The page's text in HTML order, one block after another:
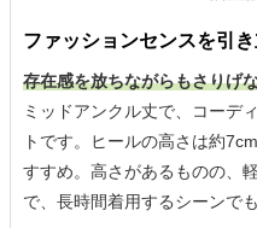
ファッションセンスを引
存在感を放ちながらもさりげ
ミッドアンクル丈で、コーデ
トです。ヒールの高さは約
すすめ。高さがあるものの、
で、長時間着用するシーンで